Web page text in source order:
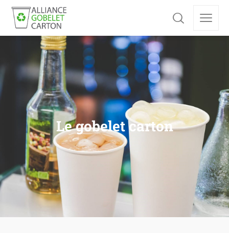
Le gobelet carton